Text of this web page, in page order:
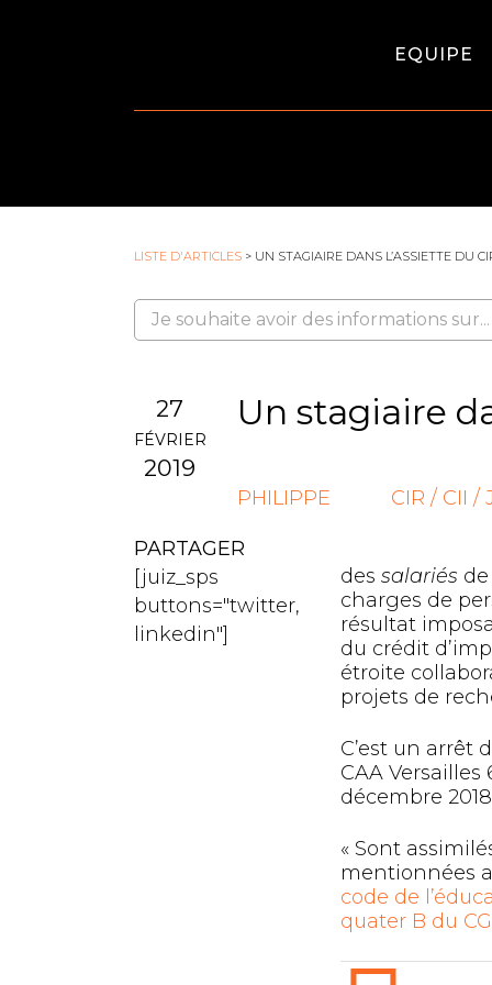
EQUIPE
LISTE D'ARTICLES > UN STAGIAIRE DANS L’ASSIETTE DU
27
FÉVRIER
2019
Un stagiaire
PHILIPPE CIR / CII /
PARTAGER
[juiz_sps
buttons="twitter,
linkedin"]
dessalariés
charges de
résultat
du crédit
étroite
projets de
C’est un arrêt
CAA
décembre
« Sont
mentionnées
code de
quater B du